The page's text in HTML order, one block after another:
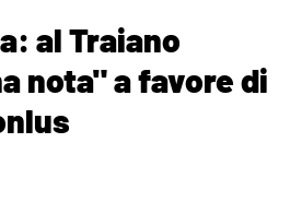
al Traiano
nota" a favore di